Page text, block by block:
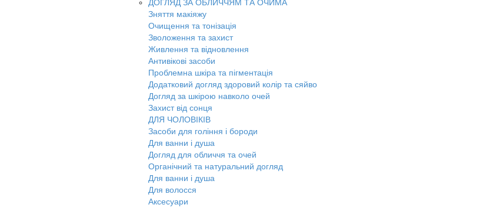
ДОГЛЯД ЗА ОБЛИЧЧЯМ ТА ОЧИМА
Зняття макіяжу
Очищення та тонізація
Зволоження та захист
Живлення та відновлення
Антивікові засоби
Проблемна шкіра та пігментація
Додатковий догляд здоровий колір та сяйво
Догляд за шкірою навколо очей
Захист від сонця
ДЛЯ ЧОЛОВІКІВ
Засоби для гоління і бороди
Для ванни і душа
Догляд для обличчя та очей
Органічний та натуральний догляд
Для ванни і душа
Для волосся
Аксесуари